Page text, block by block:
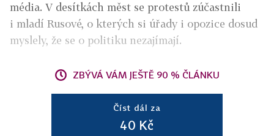
média. V desítkách měst se protestů zúčastnili
i mladí Rusové, o kterých si úřady i opozice dosud
myslely, že se o politiku nezajímají.
ZBÝVÁ VÁM JEŠTĚ 90 % ČLÁNKU
Číst dál za
40 Kč